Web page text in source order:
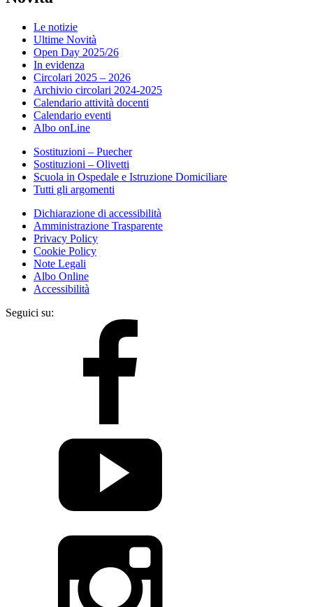
Le notizie
Ultime Novità
Open Day 2025/26
In evidenza
Circolari 2025 – 2026
Archivio circolari 2024-2025
Calendario attività docenti
Calendario eventi
Albo onLine
Sostituzioni – Puecher
Sostituzioni – Olivetti
Scuola in Ospedale e Istruzione Domiciliare
Tutti gli argomenti
Dichiarazione di accessibilità
Amministrazione Trasparente
Privacy Policy
Cookie Policy
Note Legali
Albo Online
Accessibilità
Seguici su: